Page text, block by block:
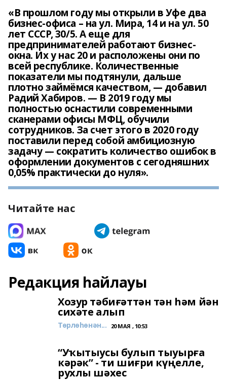
«В прошлом году мы открыли в Уфе два
бизнес-офиса – на ул. Мира, 14 и на ул. 50
лет СССР, 30/5. А еще для
предпринимателей работают бизнес-
окна. Их у нас 20 и расположены они по
всей республике. Количественные
показатели мы подтянули, дальше
плотно займёмся качеством, — добавил
Радий Хабиров. — В 2019 году мы
полностью оснастили современными
сканерами офисы МФЦ, обучили
сотрудников. За счет этого в 2020 году
поставили перед собой амбициозную
задачу — сократить количество ошибок в
оформлении документов с сегодняшних
0,05% практически до нуля».
Читайте нас
Редакция һайлауы
Хозур тәбиғәттән тән һәм йән
сихәте алып
Төрлөһөнән... 20 МАЯ , 10:53
“Уҡытыусы булып тыуырға
кәрәк” - ти шиғри күңелле,
рухлы шәхес